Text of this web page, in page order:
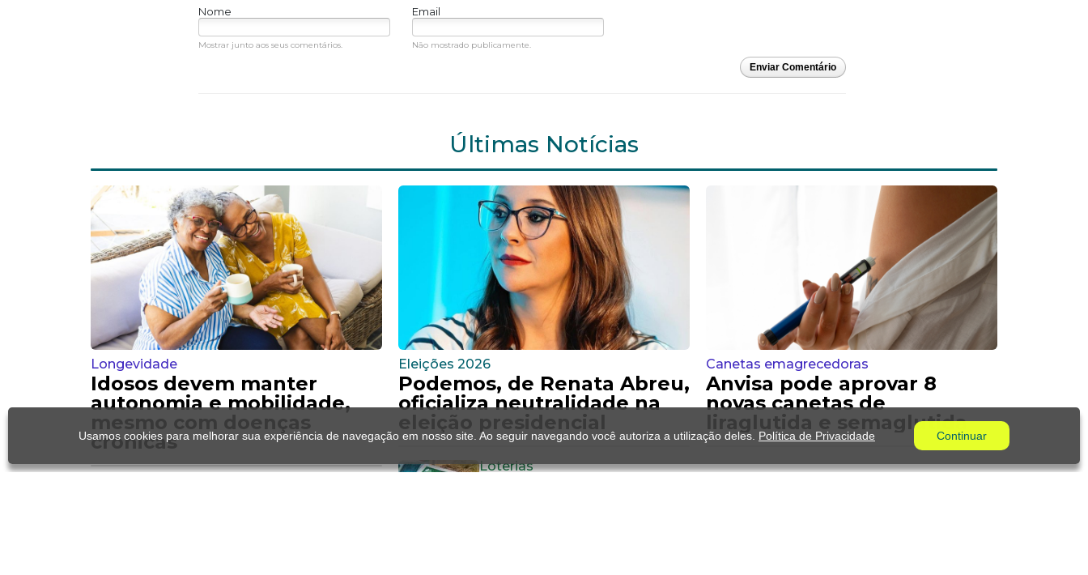
Nome
Email
Mostrar junto aos seus comentários. Não mostrado publicamente.
Enviar Comentário
Últimas Notícias
Longevidade
Idosos devem manter
autonomia e mobilidade,
mesmo com doenças
crônicas
Eleições 2026
Podemos, de Renata Abreu,
oficializa neutralidade na
eleição presidencial
Loterias
Canetas emagrecedoras
Anvisa pode aprovar 8
novas canetas de
liraglutida e semaglutida
Usamos cookies para melhorar sua experiência de navegação em nosso site. Ao seguir navegando você autoriza a utilização deles. Política de Privacidade Continuar